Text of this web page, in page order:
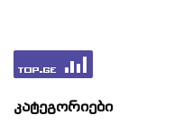
კატეგორიები